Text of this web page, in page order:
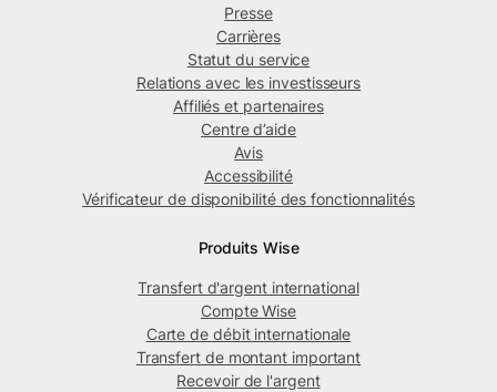
Presse
Carrières
Statut du service
Relations avec les investisseurs
Affiliés et partenaires
Centre d’aide
Avis
Accessibilité
Vérificateur de disponibilité des fonctionnalités
Produits Wise
Transfert d'argent international
Compte Wise
Carte de débit internationale
Transfert de montant important
Recevoir de l'argent